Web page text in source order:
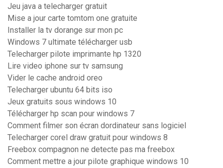
Jeu java a telecharger gratuit
Mise a jour carte tomtom one gratuite
Installer la tv dorange sur mon pc
Windows 7 ultimate télécharger usb
Telecharger pilote imprimante hp 1320
Lire video iphone sur tv samsung
Vider le cache android oreo
Telecharger ubuntu 64 bits iso
Jeux gratuits sous windows 10
Télécharger hp scan pour windows 7
Comment filmer son écran dordinateur sans logiciel
Telecharger corel draw gratuit pour windows 8
Freebox compagnon ne detecte pas ma freebox
Comment mettre a jour pilote graphique windows 10